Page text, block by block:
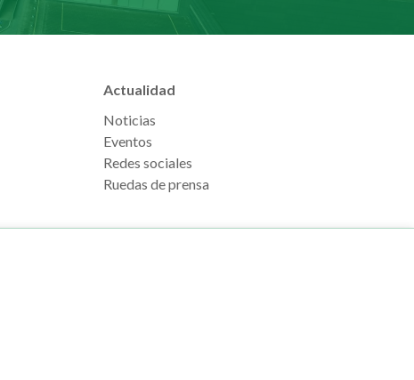
Actualidad
Noticias
Eventos
Redes sociales
Ruedas de prensa